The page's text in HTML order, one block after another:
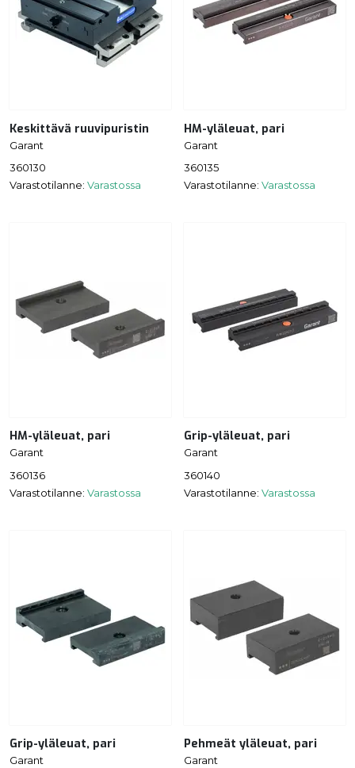
Keskittävä ruuvipuristin
Garant
360130
Varastotilanne: Varastossa
HM-yläleuat, pari
Garant
360135
Varastotilanne: Varastossa
HM-yläleuat, pari
Garant
360136
Varastotilanne: Varastossa
Grip-yläleuat, pari
Garant
360140
Varastotilanne: Varastossa
Grip-yläleuat, pari
Garant
Pehmeät yläleuat, pari
Garant